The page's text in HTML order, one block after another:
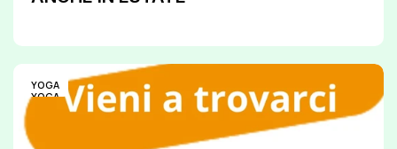
YOGA
YOGA